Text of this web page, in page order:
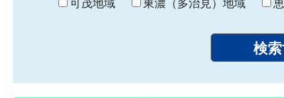
可茂地域
東濃（多治見）地域